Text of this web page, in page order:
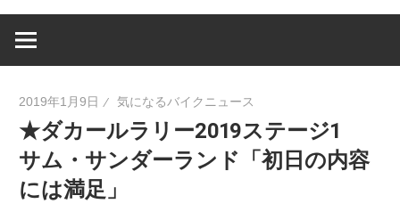
バ
2019年1月9日 気になるバイクニュース
★ダカールラリー2019ステージ1
サム・サンダーランド「初日の内容
には満足」